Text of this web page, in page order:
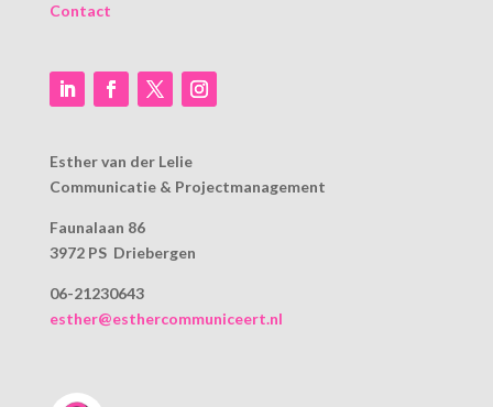
Contact
Esther van der Lelie
Communicatie & Projectmanagement
Faunalaan 86
3972 PS Driebergen
06-21230643
esther@esthercommuniceert.nl